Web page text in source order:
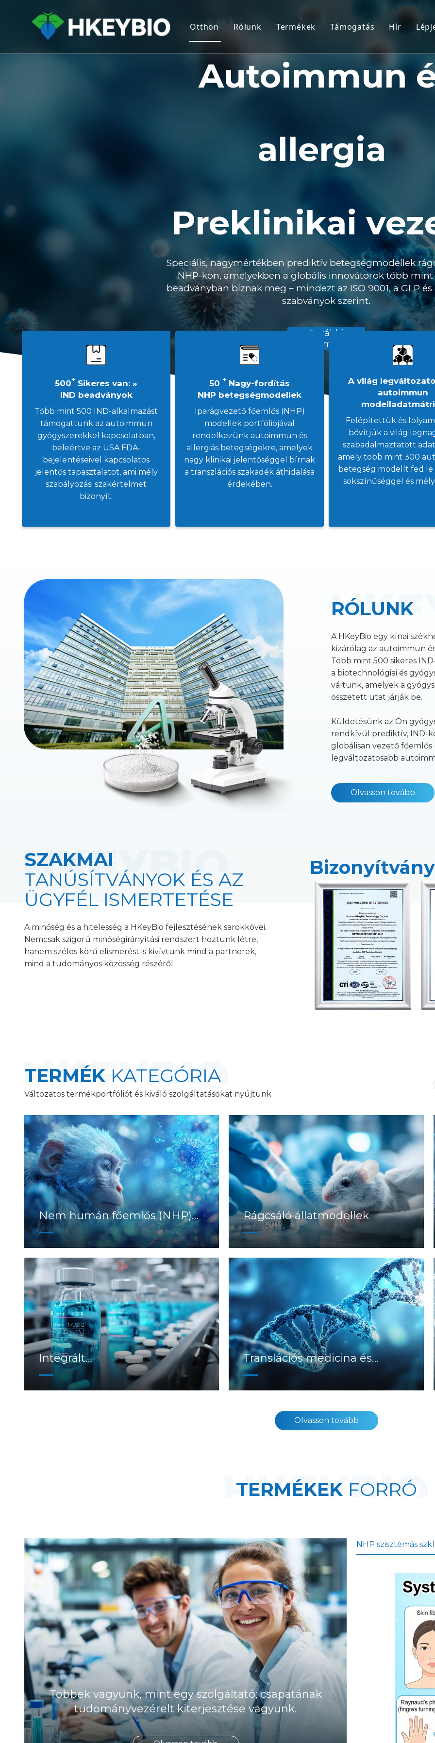
Otthon Rólunk Termékek
Rágcsáló állatmodellek
Emberi szövetek és ex vivo modellek
Translációs medicina és biomarkerek
IND benyújtás támogatása
Támogatás
Letöltés
Hír
Autoimmun
allergia
Preklinikai
Speciális, nagymértékben prediktív betegségmodellek
NHP-kon, amelyekben a globális innovátorok több mint
beadványban bíznak meg – mindezt az ISO 9001, a GLP és
szabványok szerint.
További
információ
500+ Sikeres van: »
IND beadványok
Több mint 500 IND-alkalmazást
támogattunk az autoimmun
gyógyszerekkel kapcsolatban,
beleértve az USA FDA-
bejelentéseivel kapcsolatos
jelentős tapasztalatot, ami mély
szabályozási szakértelmet
bizonyít.
50 + Nagy-fordítás
NHP betegségmodellek
Iparágvezető főemlős (NHP)
modellek portfóliójával
rendelkezünk autoimmun és
allergiás betegségekre, amelyek
nagy klinikai jelentőséggel bírnak
a transzlációs szakadék áthidalása
érdekében.
A világ
autoimmun
Felépítettük és
bővítjük a világ
szabadalmaztatott
amely több mint 300
betegség modellt fed le
sokszínűséggel és
RÓLUNK
A HKeyBio egy kínai
kizárólag az autoimmun
Több mint 500 sikeres
a biotechnológiai és
váltunk, amelyek a
összetett utat járják be.
Küldetésünk az Ön
rendkívül prediktív, IND-
globálisan vezető
legváltozatosabb
Olvasson tovább
SZAKMAI
TANÚSÍTVÁNYOK ÉS AZ
ÜGYFÉL ISMERTETÉSE
A minőség és a hitelesség a HKeyBio fejlesztésének sarokkövei.
Nemcsak szigorú minőségirányítási rendszert hoztunk létre,
hanem széles körű elismerést is kivívtunk mind a partnerek,
mind a tudományos közösség részéről.
Bizonyítvány
TERMÉK KATEGÓRIA
Változatos termékportfóliót és kiváló szolgáltatásokat nyújtunk
Nem humán főemlős (NHP)
modellek
Rágcsáló állatmodellek
Integrált
hatékonyságértékelés
Translációs medicina és
biomarkerek
Olvasson tovább
TERMÉKEK FORRÓ
Többek vagyunk, mint egy szolgáltató; csapatának
tudományvezérelt kiterjesztése vagyunk.
NHP szisztémás